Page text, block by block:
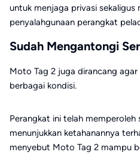
untuk menjaga privasi sekaligus
penyalahgunaan perangkat
Sudah Mengantongi
Moto Tag 2 juga dirancang
berbagai kondisi.
Perangkat ini telah memperoleh
menunjukkan ketahanannya
menyebut Moto Tag 2 mampu